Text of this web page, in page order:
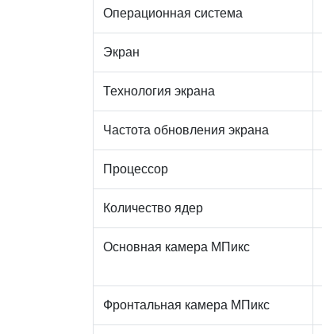
Операционная система
Экран
Технология экрана
Частота обновления экрана
Процессор
Количество ядер
Основная камера МПикс
Фронтальная камера МПикс